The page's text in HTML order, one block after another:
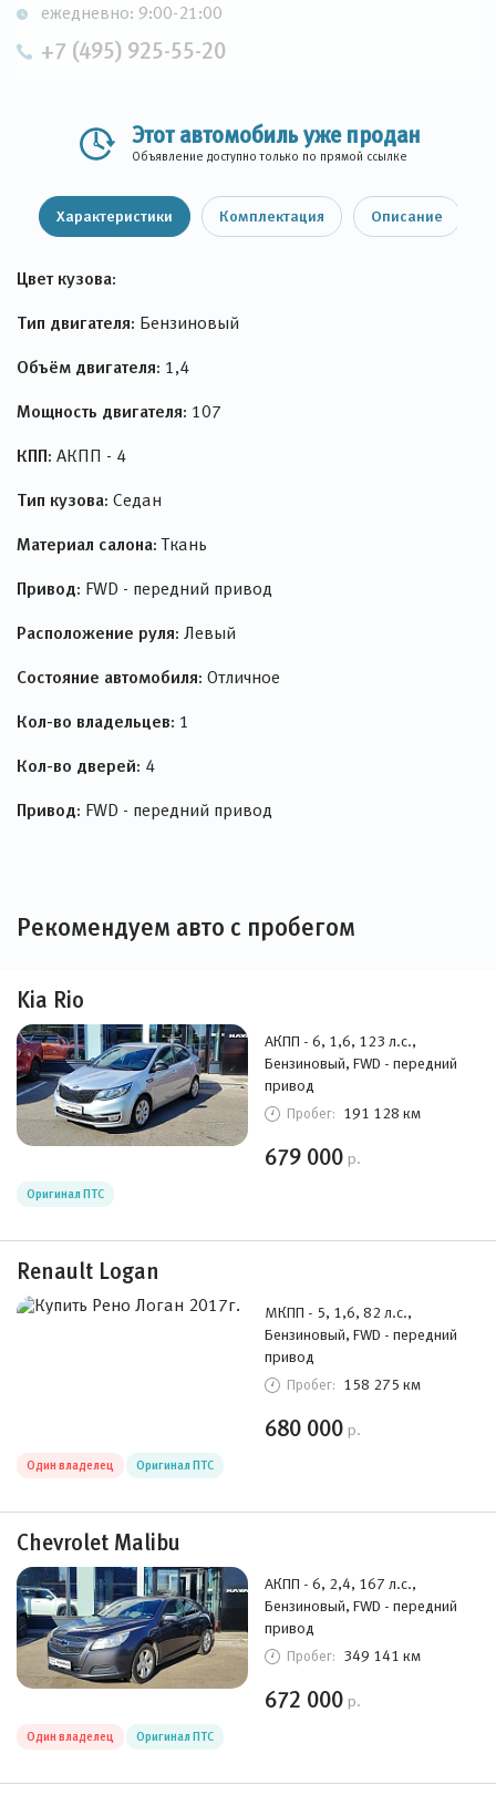
ежедневно: 9:00-21:00
+7 (495) 925-55-20
Этот автомобиль уже продан
Объявление доступно только по прямой ссылке
Характеристики Комплектация Описание
Цвет кузова:
Тип двигателя: Бензиновый
Объём двигателя: 1,4
Мощность двигателя: 107
КПП: АКПП - 4
Тип кузова: Седан
Материал салона: Ткань
Привод: FWD - передний привод
Расположение руля: Левый
Состояние автомобиля: Отличное
Кол-во владельцев: 1
Кол-во дверей: 4
Привод: FWD - передний привод
Рекомендуем авто с пробегом
Kia Rio
АКПП - 6, 1,6, 123 л.с.,
Бензиновый, FWD - передний
привод
Пробег: 191 128 км
679 000 р.
Оригинал ПТС
Renault Logan
МКПП - 5, 1,6, 82 л.с.,
Бензиновый, FWD - передний
привод
Пробег: 158 275 км
680 000 р.
Один владелец Оригинал ПТС
Chevrolet Malibu
АКПП - 6, 2,4, 167 л.с.,
Бензиновый, FWD - передний
привод
Пробег: 349 141 км
672 000 р.
Один владелец Оригинал ПТС